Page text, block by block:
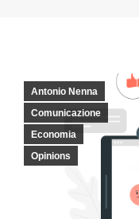
Antonio Nenna
Comunicazione
Economia
Opinions